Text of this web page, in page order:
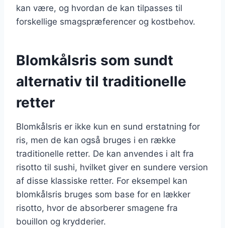
kan være, og hvordan de kan tilpasses til
forskellige smagspræferencer og kostbehov.
Blomkålsris som sundt
alternativ til traditionelle
retter
Blomkålsris er ikke kun en sund erstatning for
ris, men de kan også bruges i en række
traditionelle retter. De kan anvendes i alt fra
risotto til sushi, hvilket giver en sundere version
af disse klassiske retter. For eksempel kan
blomkålsris bruges som base for en lækker
risotto, hvor de absorberer smagene fra
bouillon og krydderier.